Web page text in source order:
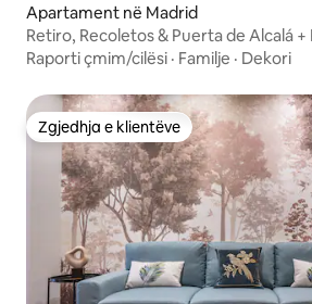
Apartament në Madrid
Retiro, Recoletos & Puerta de Alcalá
Raporti çmim/cilësi · Familje · Dekori
Zgjedhja e klientëve
Zgjedhja e klientëve